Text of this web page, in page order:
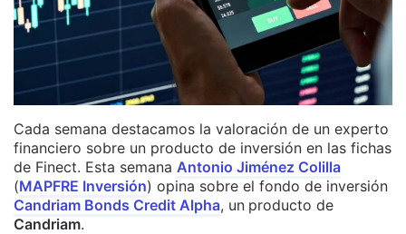
Cada semana destacamos la valoración de un experto
financiero sobre un producto de inversión en las fichas
de Finect. Esta semana Antonio Jiménez Colilla
(MAPFRE Inversión) opina sobre el fondo de inversión
Candriam Bonds Credit Alpha, un producto de
Candriam.